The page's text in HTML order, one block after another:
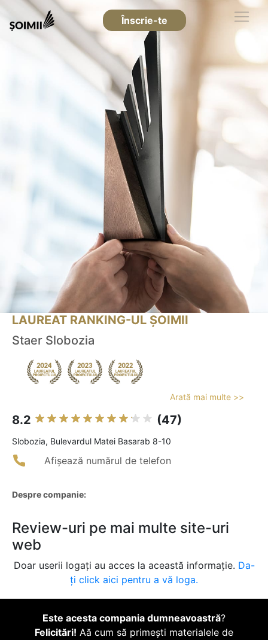
Înscrie-te
LAUREAT RANKING-UL ȘOIMII
Staer Slobozia
Arată mai multe >>
8.2 (47)
Slobozia, Bulevardul Matei Basarab 8-10
Afișează numărul de telefon
Despre companie:
Review-uri pe mai multe site-uri
web
Doar userii logați au acces la această informație. Da-
ți click aici pentru a vă loga.
Este acesta compania dumneavoastră?
Felicitări! Aă cum să primești materialele de